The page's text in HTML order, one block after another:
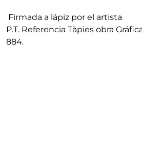
Firmada a lápiz por el artista
P.T. Referencia Tàpies obra
884.